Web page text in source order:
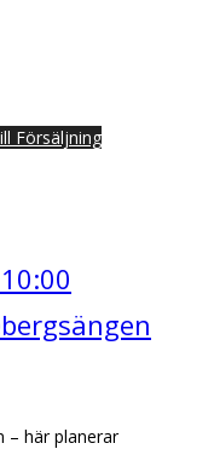
Försäljning
– här planerar